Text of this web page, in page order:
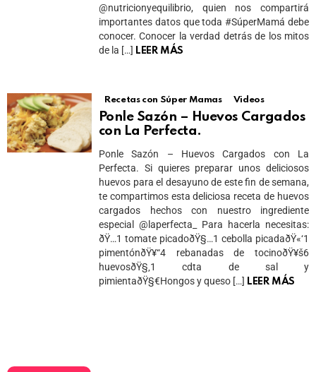
@nutricionyequilibrio, quien nos compartirá
importantes datos que toda #SúperMamá debe
conocer. Conocer la verdad detrás de los mitos
de la […] LEER MÁS
Recetas con Súper Mamas Videos
Ponle Sazón – Huevos Cargados
con La Perfecta.
Ponle Sazón – Huevos Cargados con La
Perfecta. Si quieres preparar unos deliciosos
huevos para el desayuno de este fin de semana,
te compartimos esta deliciosa receta de huevos
cargados hechos con nuestro ingrediente
especial @laperfecta_ Para hacerla necesitas:
ðŸ…1 tomate picadoðŸ§…1 cebolla picadaðŸ«‘1
pimentónðŸ¥“4 rebanadas de tocinoðŸ¥š6
huevosðŸ§‚1 cdta de sal y
pimientaðŸ§€Hongos y queso […] LEER MÁS